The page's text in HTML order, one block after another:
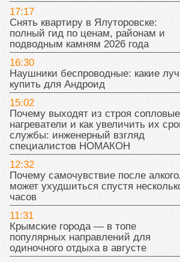
17:17
Снять квартиру в Ялуторовске:
полный гид по ценам, районам и
подводным камням 2026 года
16:30
Наушники беспроводные: какие
купить для Андроид
15:02
Почему выходят из строя сопловые
нагреватели и как увеличить их
службы: инженерный взгляд
специалистов НОМАКОН
12:32
Почему самочувствие после
может ухудшиться спустя
часов
11:31
Крымские города — в топе
популярных направлений для
одиночного отдыха в августе